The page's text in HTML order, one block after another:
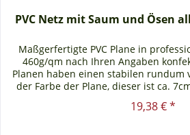
PVC Netz mit Saum und Ösen
Maßgerfertigte PVC Plane in
460g/qm nach Ihren Angaben
Planen haben einen stabilen rundum
der Farbe der Plane, dieser ist ca.
19,38 € *